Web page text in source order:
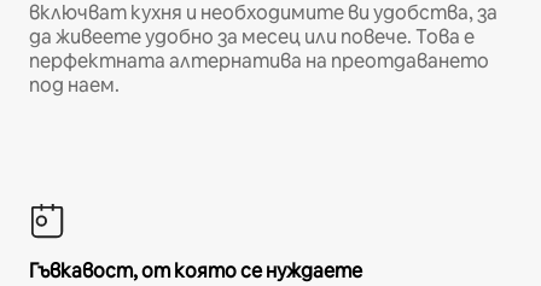
включват кухня и необходимите ви удобства, за
да живеете удобно за месец или повече. Това е
перфектната алтернатива на преотдаването
под наем.
Гъвкавост, от която се нуждаете